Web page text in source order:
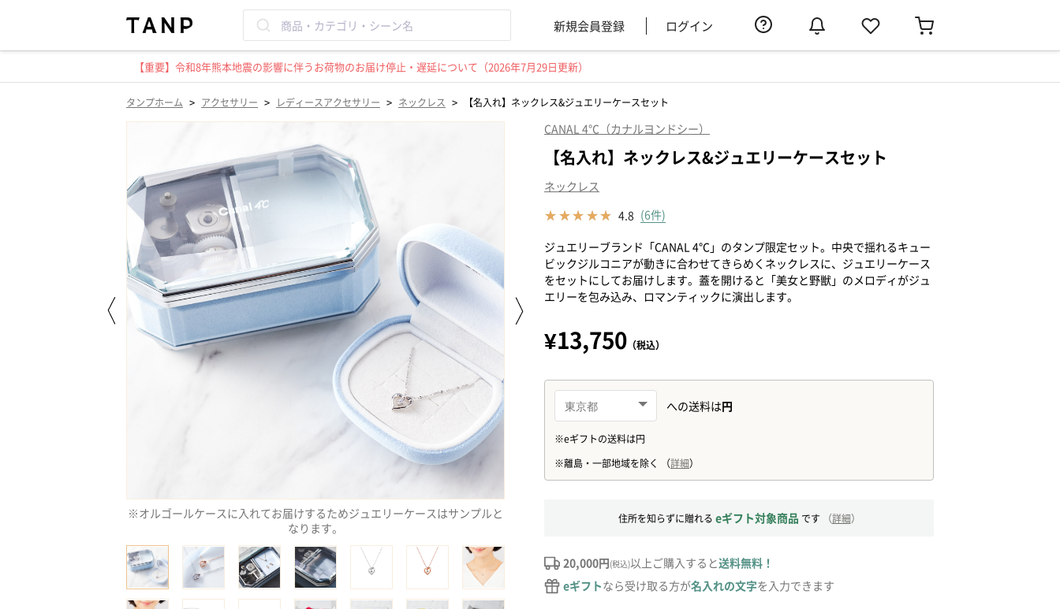
新規会員登録 ログイン
【重要】令和8年熊本地震の影響に伴うお荷物のお届け停止・遅延について（2026年7月29日更新）
タンプホーム > アクセサリー > レディースアクセサリー > ネックレス > 【名入れ】ネックレス&ジュエリーケースセット
※オルゴールケースに入れてお届けするためジュエリーケースはサンプルと
なります。
CANAL 4℃（カナルヨンドシー）
【名入れ】ネックレス&ジュエリーケースセット
ネックレス
4.8 (6件)
ジュエリーブランド「CANAL 4℃」のタンプ限定セット。中央で揺れるキュー
ビックジルコニアが動きに合わせてきらめくネックレスに、ジュエリーケース
をセットにしてお届けします。蓋を開けると「美女と野獣」のメロディがジュ
エリーを包み込み、ロマンティックに演出します。
¥13,750 （税込）
住所を知らずに贈れる eギフト対象商品 です （詳細）
20,000円(税込)以上ご購入すると送料無料！
eギフトなら受け取る方が名入れの文字を入力できます